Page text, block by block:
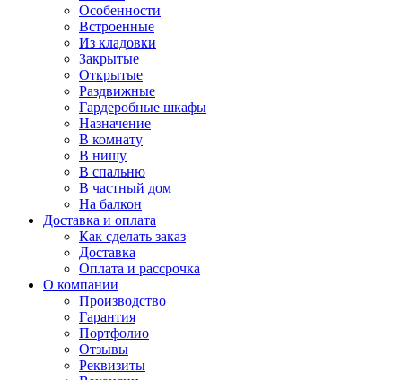
Особенности
Встроенные
Из кладовки
Закрытые
Открытые
Раздвижные
Гардеробные шкафы
Назначение
В комнату
В нишу
В спальню
В частный дом
На балкон
Доставка и оплата
Как сделать заказ
Доставка
Оплата и рассрочка
О компании
Производство
Гарантия
Портфолио
Отзывы
Реквизиты